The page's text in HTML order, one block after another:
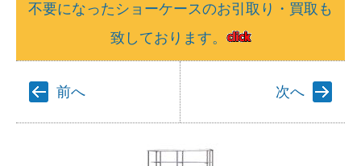
不要になったショーケースのお引取り・買取も
致しております。
前へ 次へ